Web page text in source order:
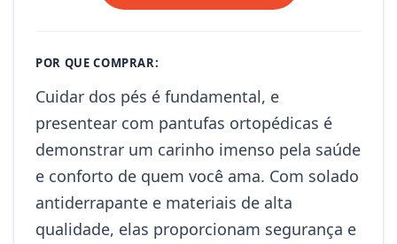
POR QUE COMPRAR:
Cuidar dos pés é fundamental, e
presentear com pantufas ortopédicas é
demonstrar um carinho imenso pela saúde
e conforto de quem você ama. Com solado
antiderrapante e materiais de alta
qualidade, elas proporcionam segurança e